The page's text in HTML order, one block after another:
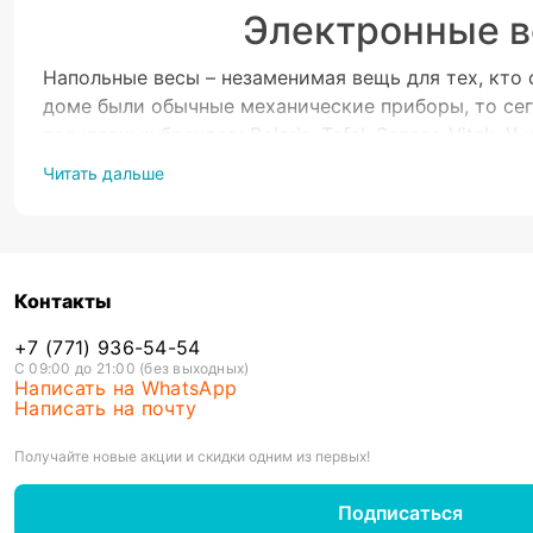
Электронные
Напольные весы – незаменимая вещь для тех,
доме были обычные механические приборы, то
популярных брендов: Polaris, Tefal, Sencor, Vitek.
технику напрямую у производителей.
платформу, нагрузка равномерно
этой странице есть дополнительные полезные
малейшие изменения. Среди других популярных
• Контроль массы тела – если показатель
людям, у которых есть проблемы со зрением –
• Поддержка Wi-Fi – для передачи данных на
• Анализатор жира – прибор определяет долю
• Закаленное стекло – самые ударопрочные
Читать дальше
Контакты
+7 (771) 936-54-54
С 09:00 до 21:00 (без выходных)
Написать на WhatsApp
Написать на почту
Получайте новые акции и скидки одним из первых!
Подписаться